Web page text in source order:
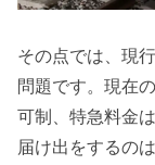
その点では、現
問題です。現在
可制、特急料金
届け出をするの